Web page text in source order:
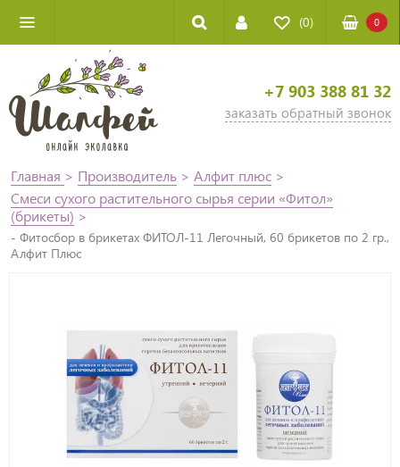
(0) 0
+7 903 388 81 32
заказать обратный звонок
Главная > Производитель > Алфит плюс >
Смеси сухого растительного сырья серии «Фитол»
(брикеты) >
- Фитосбор в брикетах ФИТОЛ-11 Легочный, 60 брикетов по 2 гр.,
Алфит Плюс